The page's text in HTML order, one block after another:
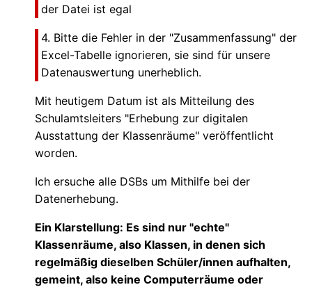
der Datei ist egal
4. Bitte die Fehler in der "Zusammenfassung" der
Excel-Tabelle ignorieren, sie sind für unsere
Datenauswertung unerheblich.
Mit heutigem Datum ist als Mitteilung des
Schulamtsleiters "Erhebung zur digitalen
Ausstattung der Klassenräume" veröffentlicht
worden.
Ich ersuche alle DSBs um Mithilfe bei der
Datenerhebung.
Ein Klarstellung: Es sind nur "echte"
Klassenräume, also Klassen, in denen sich
regelmäßig dieselben Schüler/innen aufhalten,
gemeint, also keine Computerräume oder